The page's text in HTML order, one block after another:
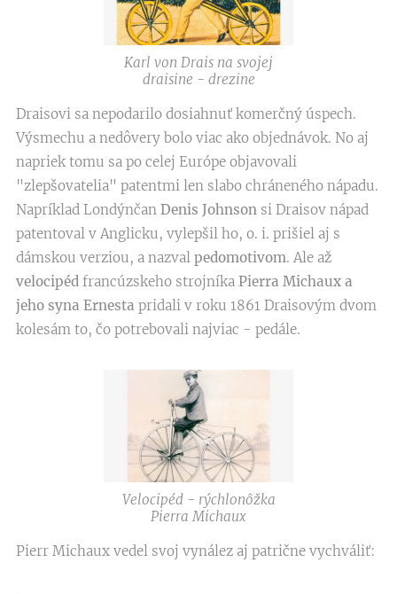
Karl von Drais na svojej
draisine - drezine
Draisovi sa nepodarilo dosiahnuť komerčný úspech.
Výsmechu a nedôvery bolo viac ako objednávok. No aj
napriek tomu sa po celej Európe objavovali
"zlepšovatelia" patentmi len slabo chráneného nápadu.
Napríklad Londýnčan Denis Johnson si Draisov nápad
patentoval v Anglicku, vylepšil ho, o. i. prišiel aj s
dámskou verziou, a nazval pedomotivom. Ale až
velocipéd francúzskeho strojníka Pierra Michaux a
jeho syna Ernesta pridali v roku 1861 Draisovým dvom
kolesám to, čo potrebovali najviac - pedále.
Velocipéd - rýchlonôžka
Pierra Michaux
Pierr Michaux vedel svoj vynález aj patrične vychváliť: